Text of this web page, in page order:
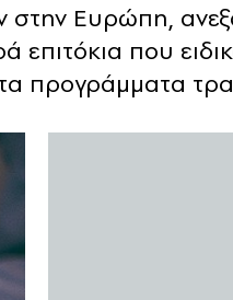
στην Ευρώπη,
επιτόκια που
προγράμματα